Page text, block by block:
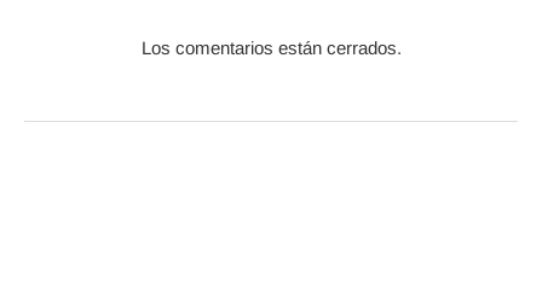
Los comentarios están cerrados.